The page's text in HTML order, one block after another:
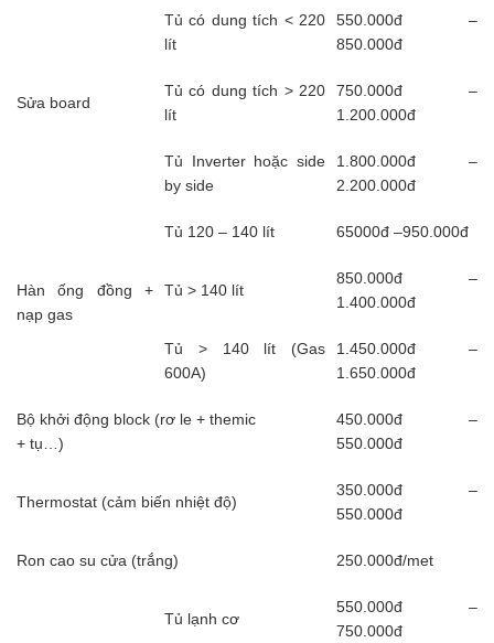
Sửa board
Tủ có dung tích < 220
lít
550.000đ –
850.000đ
Tủ có dung tích > 220
lít
750.000đ –
1.200.000đ
Tủ Inverter hoặc side
by side
1.800.000đ –
2.200.000đ
Hàn ống đồng +
nạp gas
Tủ 120 – 140 lít 65000đ –950.000đ
Tủ > 140 lít
850.000đ –
1.400.000đ
Tủ > 140 lít (Gas
600A)
1.450.000đ –
1.650.000đ
Bộ khởi động block (rơ le + themic
+ tụ…)
450.000đ –
550.000đ
Thermostat (cảm biến nhiệt độ)
350.000đ –
550.000đ
Ron cao su cửa (trắng) 250.000đ/met
Tủ lạnh cơ
550.000đ –
750.000đ